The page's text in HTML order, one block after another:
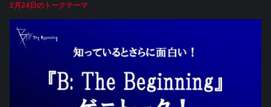
2月24日のトークテーマ